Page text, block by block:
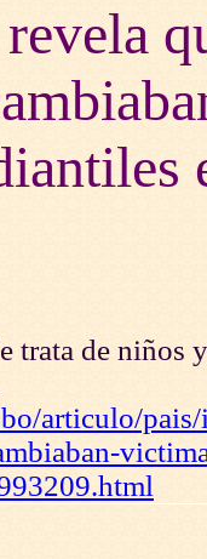
trata de niños
articulo/